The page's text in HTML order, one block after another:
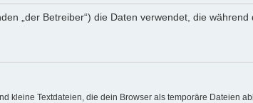
„der Betreiber“) die Daten verwendet, die
kleine Textdateien, die dein Browser als temporäre Dateien